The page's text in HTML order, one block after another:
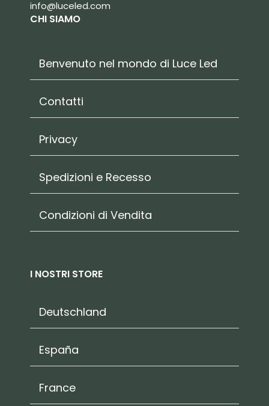
info@luceled.com
CHI SIAMO
Benvenuto nel mondo di Luce Led
Contatti
Privacy
Spedizioni e Recesso
Condizioni di Vendita
I NOSTRI STORE
Deutschland
España
France